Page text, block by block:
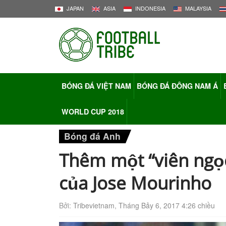
JAPAN ASIA INDONESIA MALAYSIA
BÓNG ĐÁ VIỆT NAM BÓNG ĐÁ ĐÔNG NAM Á
WORLD CUP 2018
Bóng đá Anh
Thêm một “viên
của Jose Mourinho
Bởi: Tribevietnam, Tháng Bảy 6, 2017 4:26 chiều